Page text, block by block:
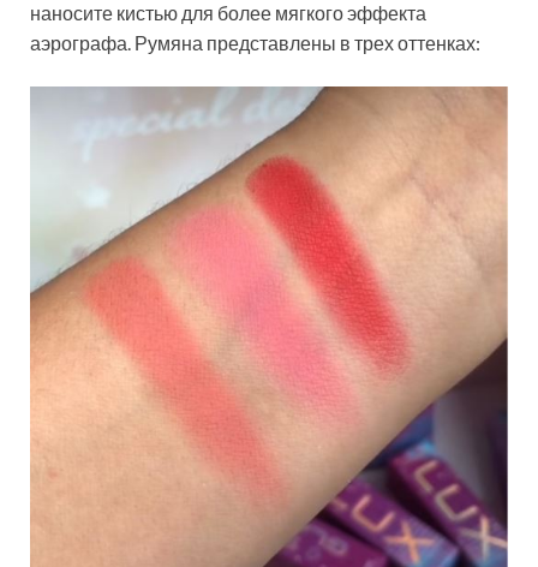
наносите кистью для более мягкого эффекта
аэрографа. Румяна представлены в трех оттенках: